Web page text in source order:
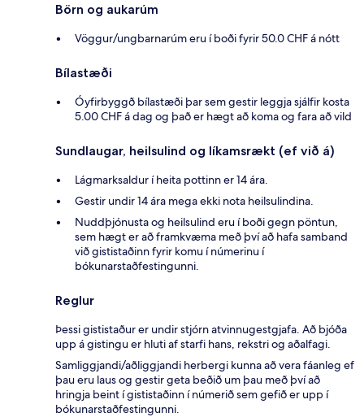
Börn og aukarúm
Vöggur/ungbarnarúm eru í boði fyrir 50.0 CHF á nótt
Bílastæði
Óyfirbyggð bílastæði þar sem gestir leggja sjálfir kosta
5.00 CHF á dag og það er hægt að koma og fara að vild
Sundlaugar, heilsulind og líkamsrækt (ef við á)
Lágmarksaldur í heita pottinn er 14 ára.
Gestir undir 14 ára mega ekki nota heilsulindina.
Nuddþjónusta og heilsulind eru í boði gegn pöntun,
sem hægt er að framkvæma með því að hafa samband
við gististaðinn fyrir komu í númerinu í
bókunarstaðfestingunni.
Reglur
Þessi gististaður er undir stjórn atvinnugestgjafa. Að bjóða
upp á gistingu er hluti af starfi hans, rekstri og aðalfagi.
Samliggjandi/aðliggjandi herbergi kunna að vera fáanleg ef
þau eru laus og gestir geta beðið um þau með því að
hringja beint í gististaðinn í númerið sem gefið er upp í
bókunarstaðfestingunni.